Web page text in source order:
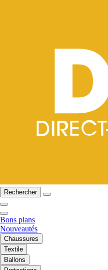
Rechercher
Bons plans
Nouveautés
Chaussures
Textile
Ballons